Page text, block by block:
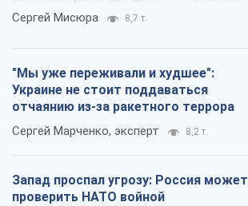
Сергей Мисюра 8,7 т.
"Мы уже переживали и худшее":
Украине не стоит поддаваться
отчаянию из-за ракетного террора
Сергей Марченко, эксперт 8,2 т.
Запад проспал угрозу: Россия может
проверить НАТО войной